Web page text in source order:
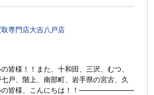
専門店大吉八戸店
皆様！！また、十和田、三沢、むつ、
戸、階上、南部町、岩手県の宮古、久
様、こんにちは！！-------------------------------